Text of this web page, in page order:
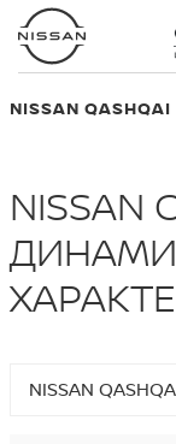
NISSAN QASHQAI
NISSAN
NISSAN